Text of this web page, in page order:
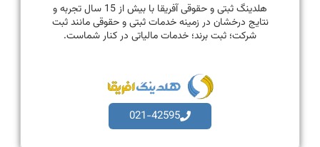
هلدینگ ثبتی و حقوقی آفریقا با بیش از 15 سال تجربه و
نتایج درخشان در زمینه خدمات ثبتی و حقوقی مانند ثبت
شرکت؛ ثبت برند؛ خدمات مالیاتی در کنار شماست.
021-42595